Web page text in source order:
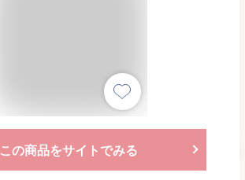
この商品をサイトでみる